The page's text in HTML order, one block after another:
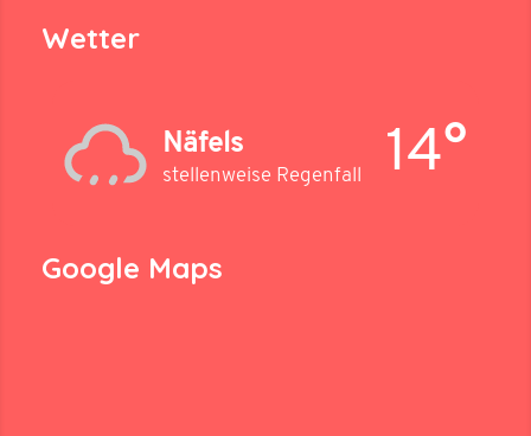
Wetter
Näfels
stellenweise Regenfall 14°
Google Maps